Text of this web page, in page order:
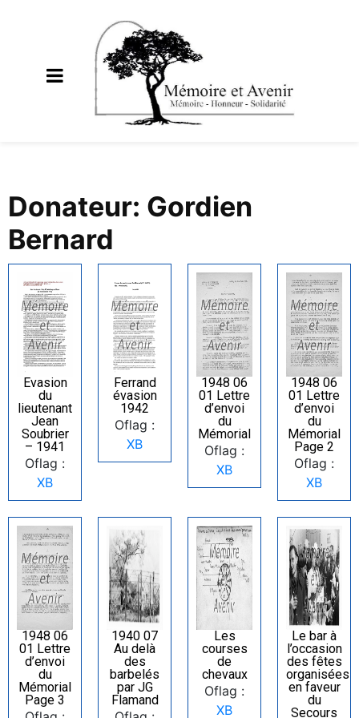
Donateur: Gordien
Bernard
Evasion
du
lieutenant
Jean
Soubrier
– 1941
Oflag :
XB
Ferrand
évasion
1942
Oflag :
XB
1948 06
01 Lettre
d’envoi
du
Mémorial
Oflag :
XB
1948 06
01 Lettre
d’envoi
du
Mémorial
Page 2
Oflag :
XB
1948 06
01 Lettre
d’envoi
du
Mémorial
Page 3
1940 07
Au delà
des
barbelés
par JG
Flamand
Les
courses
de
chevaux
Oflag :
XB
Le bar à
l’occasion
des fêtes
organisées
en faveur
du
Secours